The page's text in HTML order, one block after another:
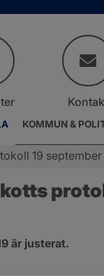
KOMMUN &
19 september
är justerat.